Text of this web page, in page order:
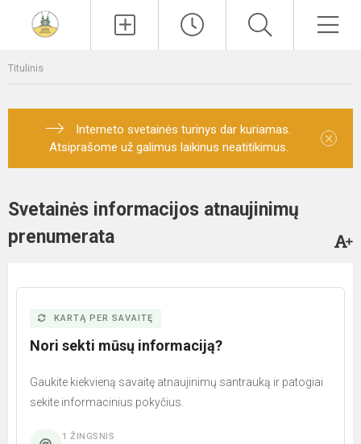
Titulinis
Interneto svetainės turinys dar kuriamas.
Atsiprašome už galimus laikinus neatitikimus.
×
Svetainės informacijos atnaujinimų
prenumerata
KARTĄ PER SAVAITĘ
Nori sekti mūsų informaciją?
Gaukite kiekvieną savaitę atnaujinimų santrauką ir patogiai
sekite informacinius pokyčius.
1 ŽINGSNIS